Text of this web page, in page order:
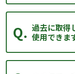
過去に取得
使用できま